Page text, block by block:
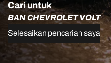
Cari untuk
BAN CHEVROLET VOLT
Selesaikan pencarian saya